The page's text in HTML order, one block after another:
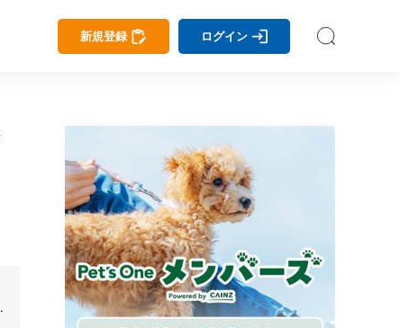
新規登録 ログイン